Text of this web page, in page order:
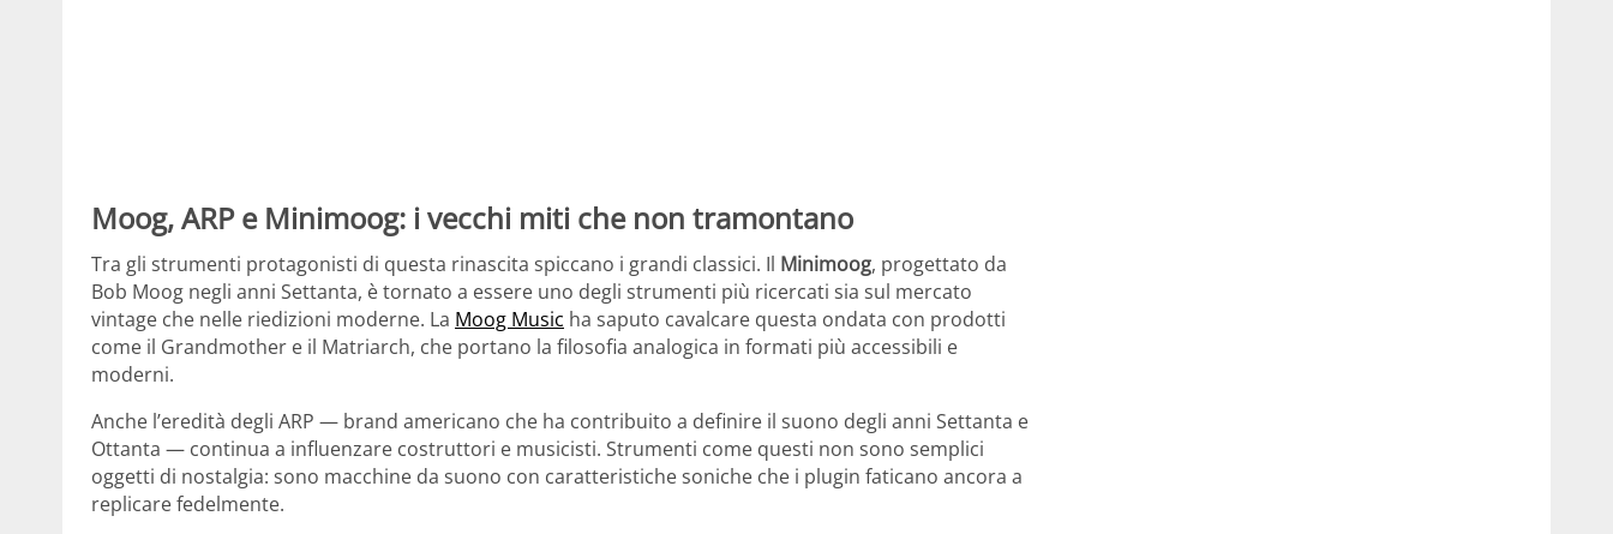
Moog, ARP e Minimoog: i vecchi miti che non tramontano
Tra gli strumenti protagonisti di questa rinascita spiccano i grandi classici. Il Minimoog, progettato da
Bob Moog negli anni Settanta, è tornato a essere uno degli strumenti più ricercati sia sul mercato
vintage che nelle riedizioni moderne. La Moog Music ha saputo cavalcare questa ondata con prodotti
come il Grandmother e il Matriarch, che portano la filosofia analogica in formati più accessibili e
moderni.
Anche l’eredità degli ARP — brand americano che ha contribuito a definire il suono degli anni Settanta e
Ottanta — continua a influenzare costruttori e musicisti. Strumenti come questi non sono semplici
oggetti di nostalgia: sono macchine da suono con caratteristiche soniche che i plugin faticano ancora a
replicare fedelmente.